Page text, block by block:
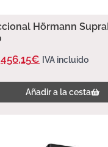
Hörmann
456,15€ IVA incluido
Añadir a la cesta